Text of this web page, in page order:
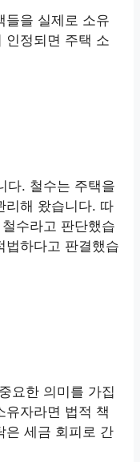
들을 실제로 소유
인정되면 주택 소
다. 철수는 주택을
리해 왔습니다. 따
수라고 판단했습
법하다고 판결했습
요한 의미를 가집
유자라면 법적 책
은 세금 회피로 간